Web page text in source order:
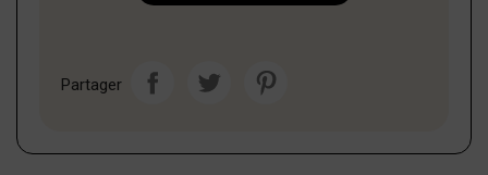
Partager